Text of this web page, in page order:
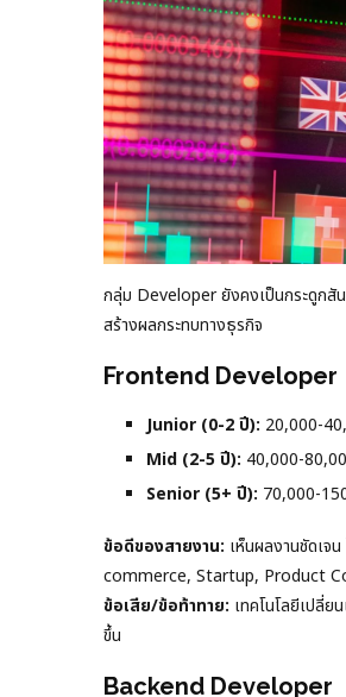
กลุ่ม Developer ยังคงเป็นกระดูกสัน
สร้างผลกระทบทางธุรกิจ
Frontend Developer
Junior (0-2 ปี): 20,000-
Mid (2-5 ปี): 40,000-
Senior (5+ ปี): 70,000-
ข้อดีของสายงาน: เห็นผลงานชัดเจ
commerce, Startup, Product
ข้อเสีย/ข้อท้าทาย: เทคโนโลยีเปลี่
ขึ้น
Backend Developer